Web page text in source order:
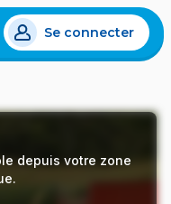
Se connecter
depuis votre zone